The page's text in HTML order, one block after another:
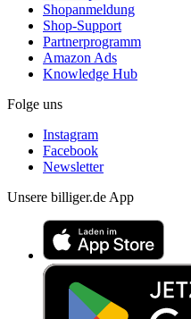
Shopanmeldung
Shop-Support
Partnerprogramm
Amazon Ads
Knowledge Hub
Folge uns
Instagram
Facebook
Newsletter
Unsere billiger.de App